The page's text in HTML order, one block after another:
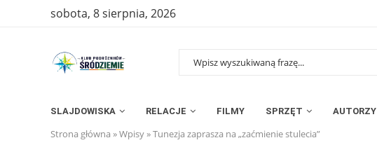
sobota, 8 sierpnia, 2026
SLAJDOWISKA RELACJE FILMY SPRZĘT AUTORZY
Strona główna »Wpisy»Tunezja zaprasza na „zaćmienie stulecia”